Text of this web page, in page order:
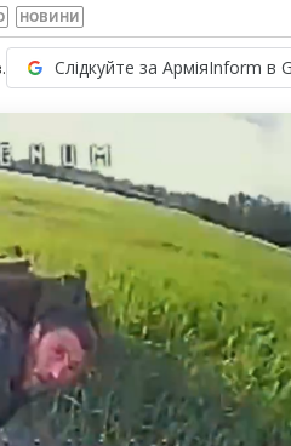
НОВИНИ
Слідкуйте за АрміяInform в